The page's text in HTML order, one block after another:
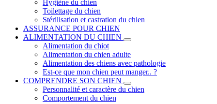
Hygiène du chien
Toilettage du chien
Stérilisation et castration du chien
ASSURANCE POUR CHIEN
ALIMENTATION DU CHIEN
Alimentation du chiot
Alimentation du chien adulte
Alimentation des chiens avec pathologie
Est-ce que mon chien peut manger.. ?
COMPRENDRE SON CHIEN
Personnalité et caractère du chien
Comportement du chien